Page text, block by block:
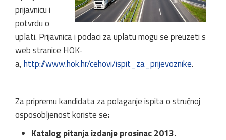
prijavnicu i
potvrdu o
uplati. Prijavnica i podaci za uplatu mogu se preuzeti s
web stranice HOK-
a,http://www.hok.hr/cehovi/ispit_za_prijevoznike.
Za pripremu kandidata za polaganje ispita o stručnoj
osposobljenost koriste se:
Katalog pitanja izdanje prosinac 2013.